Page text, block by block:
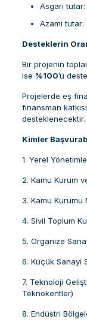
Asgari tutar:
Azami tutar:
Desteklerin
Bir projenin
ise %100’ü
Projelerde eş
finansman
desteklenecektir.
Kimler
1. Yerel
2. Kamu Kurum
3. Kamu Kurumu
4. Sivil Toplum
5. Organize
6. Küçük Sanayi
7. Teknoloji
Teknokentler)
8. Endüstri